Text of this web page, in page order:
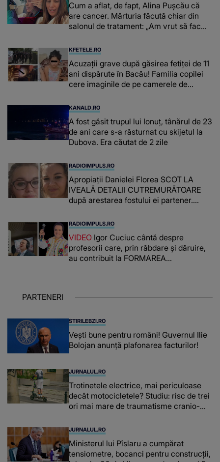
Cum a aflat, de fapt, Alina Pușcău că
are cancer. Mărturia făcută chiar din
salonul de tratament: „Am vrut să fac
înțepe sânul”
KFETELE.RO
Acuzații grave după găsirea fetiței de 11
ani dispărute în Bacău! Familia copilei
cere imaginile de pe camerele de
mea...”
KANALD.RO
A fost găsit trupul lui Ionuț, tânărul de 23
de ani care s-a răsturnat cu skijetul la
Dubova. Era căutat de 2 zile
RADIOIMPULS.RO
Apropiații Danielei Florea SCOT LA
IVEALĂ DETALII CUTREMURĂTOARE
după arestarea fostului ei partener.
românca ucisă în Italia și ascunsă în
lada unui pat: " Îmi pare rău că nu am
reușit să fac mai mult pentru ea și..."
RADIOIMPULS.RO
VIDEO Igor Cuciuc cântă despre
profesorii care, prin răbdare și dăruire,
au contribuit la FORMAREA
chiar și după trecerea anilor: "De
PARTENERI
STIRILEBZI.RO
Vești bune pentru români! Guvernul Ilie
Bolojan anunță plafonarea facturilor!
JURNALUL.RO
Trotinetele electrice, mai periculoase
decât motocicletele? Studiu: risc de trei
ori mai mare de traumatisme cranio-
JURNALUL.RO
Ministerul lui Pîslaru a cumpărat
tensiometre, bocanci pentru construcții,